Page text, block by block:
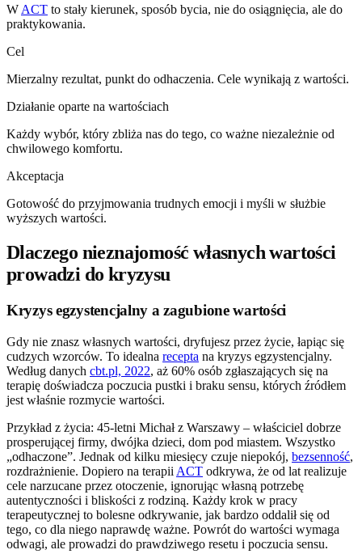
W ACT to stały kierunek, sposób bycia, nie do osiągnięcia, ale do
praktykowania.
Cel
Mierzalny rezultat, punkt do odhaczenia. Cele wynikają z wartości.
Działanie oparte na wartościach
Każdy wybór, który zbliża nas do tego, co ważne niezależnie od
chwilowego komfortu.
Akceptacja
Gotowość do przyjmowania trudnych emocji i myśli w służbie
wyższych wartości.
Dlaczego nieznajomość własnych wartości
prowadzi do kryzysu
Kryzys egzystencjalny a zagubione wartości
Gdy nie znasz własnych wartości, dryfujesz przez życie, łapiąc się
cudzych wzorców. To idealna recepta na kryzys egzystencjalny.
Według danych cbt.pl, 2022, aż 60% osób zgłaszających się na
terapię doświadcza poczucia pustki i braku sensu, których źródłem
jest właśnie rozmycie wartości.
Przykład z życia: 45-letni Michał z Warszawy – właściciel dobrze
prosperującej firmy, dwójka dzieci, dom pod miastem. Wszystko
„odhaczone”. Jednak od kilku miesięcy czuje niepokój, bezsenność,
rozdrażnienie. Dopiero na terapii ACT odkrywa, że od lat realizuje
cele narzucane przez otoczenie, ignorując własną potrzebę
autentyczności i bliskości z rodziną. Każdy krok w pracy
terapeutycznej to bolesne odkrywanie, jak bardzo oddalił się od
tego, co dla niego naprawdę ważne. Powrót do wartości wymaga
odwagi, ale prowadzi do prawdziwego resetu i poczucia sensu.